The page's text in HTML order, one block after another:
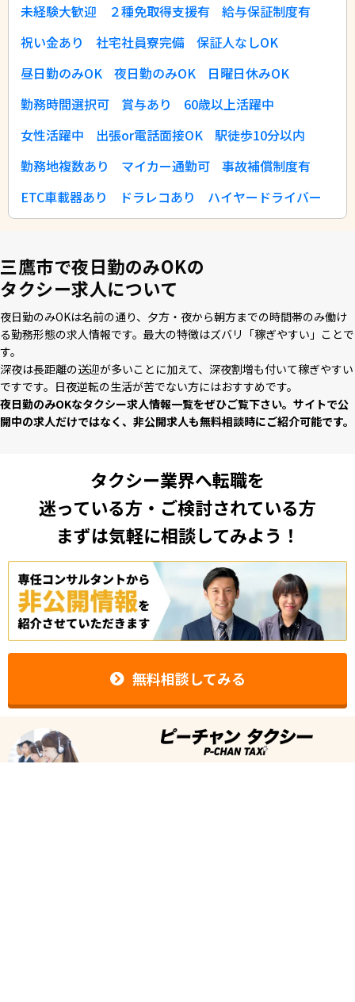
未経験大歓迎 ２種免取得支援有
給与保証制度有
祝い金あり
社宅社員寮完備
保証人なしOK
昼日勤のみOK
夜日勤のみOK
日曜日休みOK
勤務時間選択可
賞与あり
60歳以上活躍中
女性活躍中
出張or電話面接OK
駅徒歩10分以内
勤務地複数あり
マイカー通勤可
事故補償制度有
ETC車載器あり
ドラレコあり ハイヤードライバー
三鷹市で夜日勤のみOKの
タクシー求人について
夜⽇勤のみOKは名前の通り、⼣⽅・夜から朝⽅までの時間帯のみ働け
る勤務形態の求⼈情報です。最⼤の特徴はズバリ「稼ぎやすい」ことで
す。
深夜は⻑距離の送迎が多いことに加えて、深夜割増も付いて稼ぎやすい
ですです。⽇夜逆転の⽣活が苦でない⽅にはおすすめです。
夜⽇勤のみOKなタクシー求⼈情報⼀覧をぜひご覧下さい。サイトで公
開中の求⼈だけではなく、⾮公開求⼈も無料相談時にご紹介可能です。
タクシー業界へ転職を
迷っている方・ご検討されている方
まずは気軽に相談してみよう！
無料相談してみる